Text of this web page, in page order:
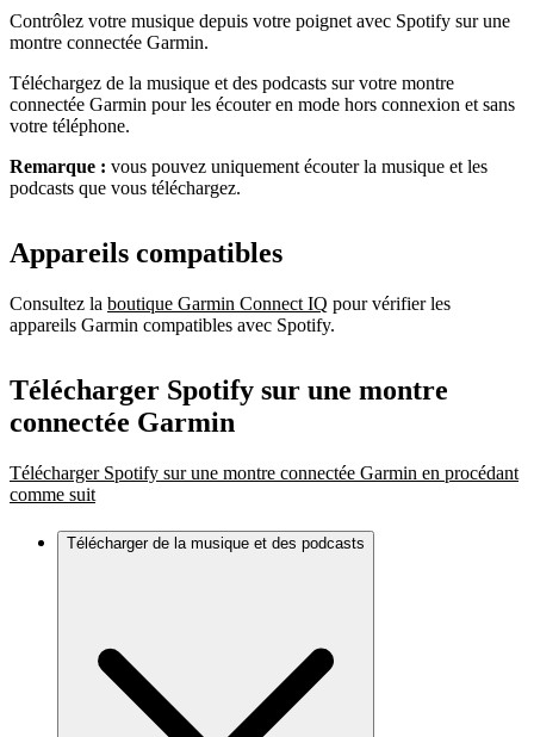
Contrôlez votre musique depuis votre poignet avec Spotify sur une
montre connectée Garmin.
Téléchargez de la musique et des podcasts sur votre montre
connectée Garmin pour les écouter en mode hors connexion et sans
votre téléphone.
Remarque : vous pouvez uniquement écouter la musique et les
podcasts que vous téléchargez.
Appareils compatibles
Consultez la boutique Garmin Connect IQ pour vérifier les
appareils Garmin compatibles avec Spotify.
Télécharger Spotify sur une montre
connectée Garmin
Télécharger Spotify sur une montre connectée Garmin en procédant
comme suit
Télécharger de la musique et des podcasts